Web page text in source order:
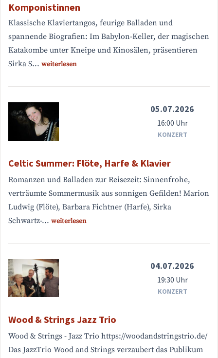
Komponistinnen
Klassische Klaviertangos, feurige Balladen und
spannende Biografien: Im Babylon-Keller, der magischen
Katakombe unter Kneipe und Kinosälen, präsentieren
Sirka S... weiterlesen
05.07.2026
16:00 Uhr
KONZERT
Celtic Summer: Flöte, Harfe & Klavier
Romanzen und Balladen zur Reisezeit: Sinnenfrohe,
verträumte Sommermusik aus sonnigen Gefilden! Marion
Ludwig (Flöte), Barbara Fichtner (Harfe), Sirka
Schwartz-... weiterlesen
04.07.2026
19:30 Uhr
KONZERT
Wood & Strings Jazz Trio
Wood & Strings - Jazz Trio https://woodandstringstrio.de/
Das JazzTrio Wood and Strings verzaubert das Publikum